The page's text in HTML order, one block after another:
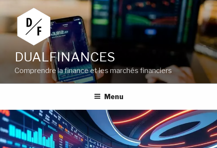
au
contenu
principal
DUALFINANCES
Comprendre la finance et les marchés financiers
Menu